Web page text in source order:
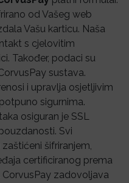
od Vašeg web
Vašu karticu. Naša
s cjelovitim
Također, podaci su
sustava.
i upravlja osjetljivim
sigurnima.
osiguran je SSL
Svi
šifriranjem,
certificiranog prema
CorvusPay zadovoljava